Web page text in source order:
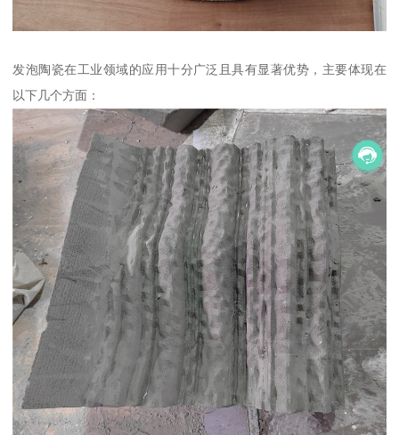
发泡陶瓷在工业领域的应用十分广泛且具有显著优势，主要体现在
以下几个方面：